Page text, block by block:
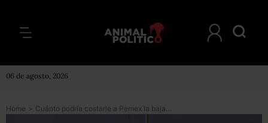
06 de agosto, 2026
Home > Cuánto podría costarle a Pemex la baja calificación y qué medidas le piden implementar al gobierno